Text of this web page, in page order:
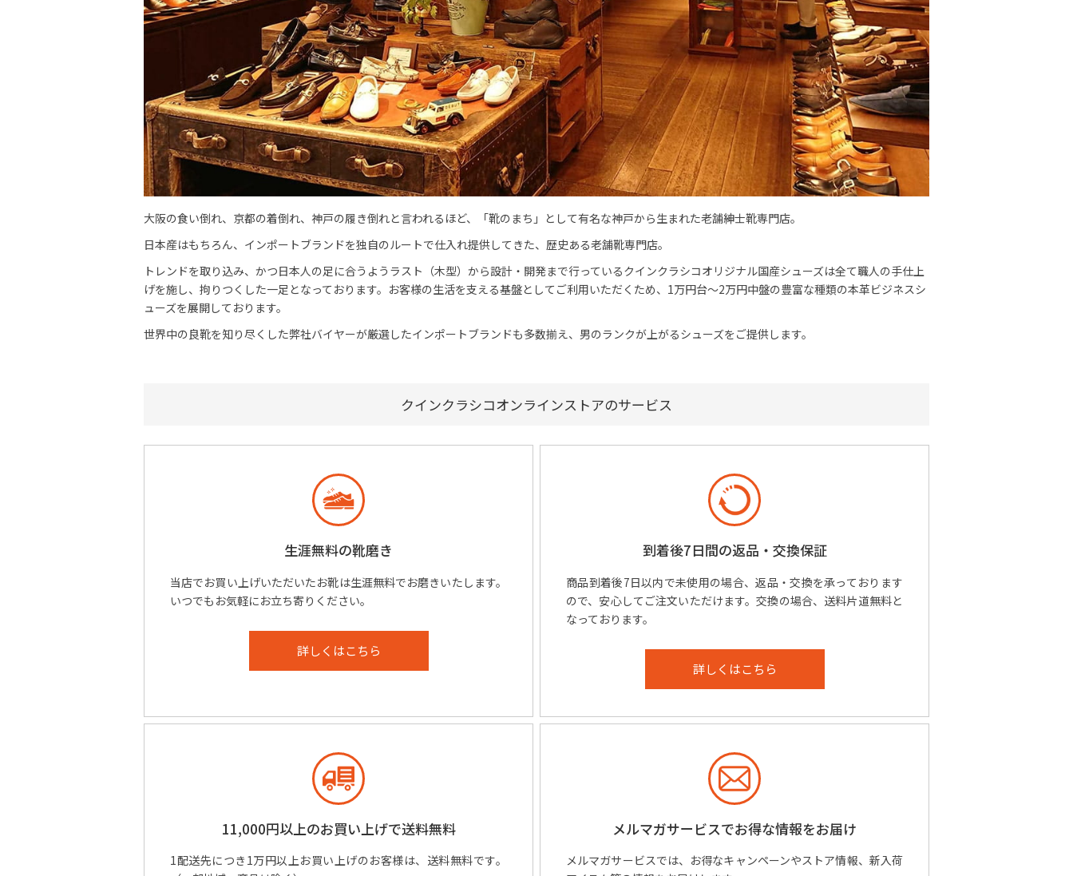
大阪の食い倒れ、京都の着倒れ、神戸の履き倒れと言われるほど、「靴のまち」として有名な神戸から生まれた老舗紳士靴専門店。
日本産はもちろん、インポートブランドを独自のルートで仕入れ提供してきた、歴史ある老舗靴専門店。
トレンドを取り込み、かつ日本人の足に合うようラスト（木型）から設計・開発まで行っているクインクラシコオリジナル国産シューズは全て職人の手仕上
げを施し、拘りつくした一足となっております。お客様の生活を支える基盤としてご利用いただくため、1万円台～2万円中盤の豊富な種類の本革ビジネスシ
ューズを展開しております。
世界中の良靴を知り尽くした弊社バイヤーが厳選したインポートブランドも多数揃え、男のランクが上がるシューズをご提供します。
クインクラシコオンラインストアのサービス
生涯無料の靴磨き
当店でお買い上げいただいたお靴は生涯無料でお磨きいたします。
いつでもお気軽にお立ち寄りください。
詳しくはこちら
到着後7日間の返品・交換保証
商品到着後7日以内で未使用の場合、返品・交換を承っております
ので、安心してご注文いただけます。交換の場合、送料片道無料と
なっております。
詳しくはこちら
11,000円以上のお買い上げで送料無料
1配送先につき1万円以上お買い上げのお客様は、送料無料です。
メルマガサービスでお得な情報をお届け
メルマガサービスでは、お得なキャンペーンやストア情報、新入荷